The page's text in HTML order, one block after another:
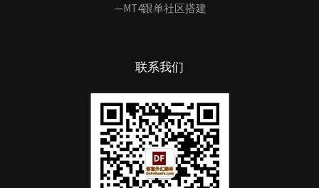
—MT4跟单社区搭建
联系我们